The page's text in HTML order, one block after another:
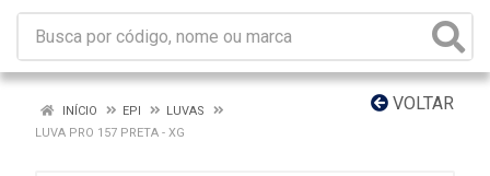
VOLTAR
INÍCIO EPI
LUVAS
LUVA PRO 157 PRETA - XG